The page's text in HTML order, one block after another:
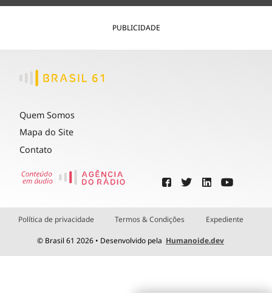
PUBLICIDADE
Quem Somos
Mapa do Site
Contato
Política de privacidade Termos & Condições Expediente
© Brasil 61 2026 • Desenvolvido pela Humanoide.dev